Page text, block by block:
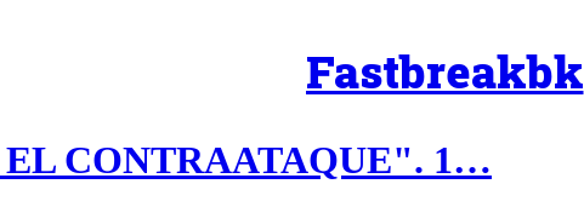
Fastbreakbk
CONTRAATAQUE". 1…